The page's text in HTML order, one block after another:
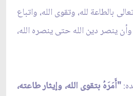
بالطاعة لله، وتقوى الله، واتباع
وأن ينصر دين الله حتى ينصره الله،
"أَمَرَهُ بتقوى الله، وإيثار طاعته،